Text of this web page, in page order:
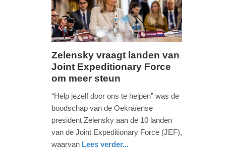
09:10
dinsdag,
15.
2022
19:29
Zelensky vraagt landen van
Joint Expeditionary Force
om meer steun
“Help jezelf door ons te helpen” was de
boodschap van de Oekraïense
president Zelensky aan de 10 landen
van de Joint Expeditionary Force (JEF),
waarvan Lees verder...